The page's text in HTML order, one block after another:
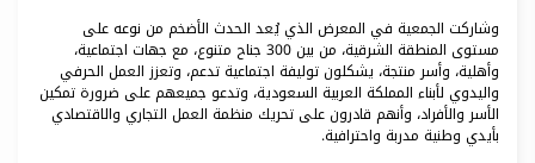
وشاركت الجمعية في المعرض الذي يُعد الحدث الأضخم من نوعه على
مستوى المنطقة الشرقية، من بين 300 جناح متنوع، مع جهات اجتماعية،
وأهلية، وأسر منتجة، يشكلون توليفة اجتماعية تدعم، وتعزز العمل الحرفي
واليدوي لأبناء المملكة العربية السعودية، وتدعو جميعهم على ضرورة تمكين
الأسر والأفراد، وأنهم قادرون على تحريك منظمة العمل التجاري والاقتصادي
بأيدي وطنية مدربة واحترافية.